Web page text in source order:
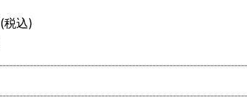
(税込)